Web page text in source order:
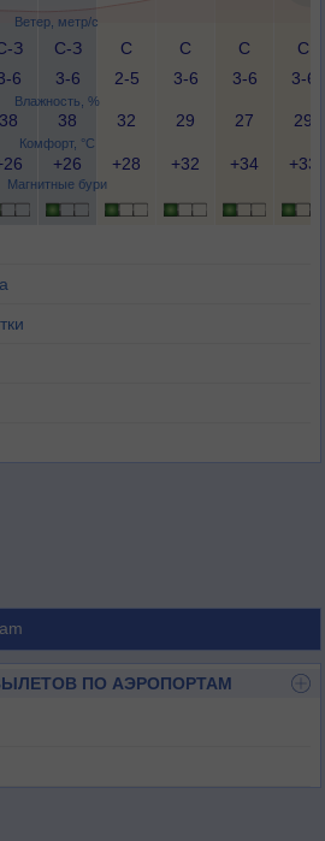
Ветер, метр/с
Влажность, %
Комфорт, °C
Магнитные бури
З
6
С-З
3-6
С
2-5
С
3-6
С
3-6
С
3-6
38 38 32 29 27 29
+26 +28 +32 +34 +33
ПО АЭРОПОРТАМ